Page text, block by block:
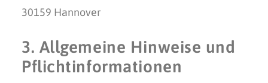
30159 Hannover
3. Allgemeine Hinweise und
Pflicht­informationen